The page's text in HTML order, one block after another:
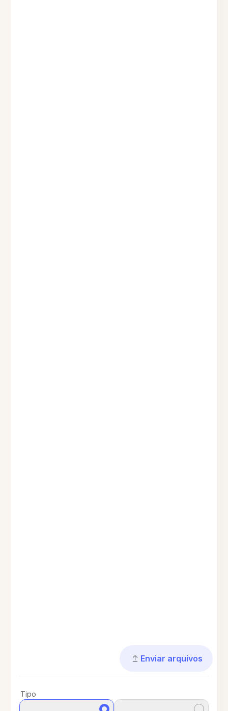
Enviar arquivos
Tipo